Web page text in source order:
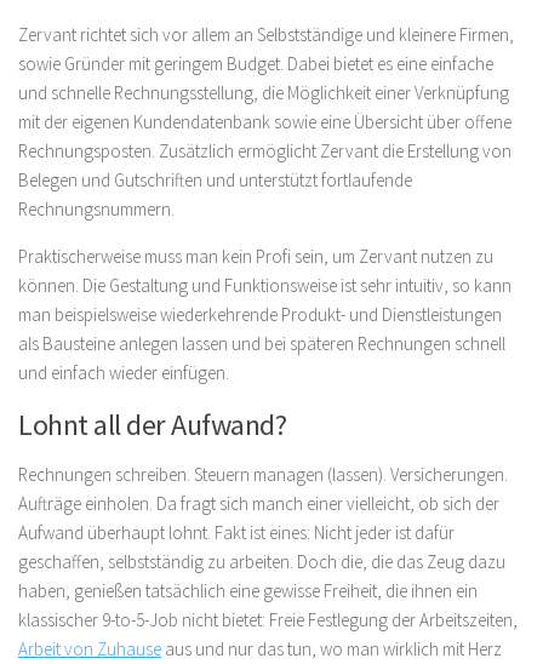
Zervant richtet sich vor allem an Selbstständige und kleinere Firmen,
sowie Gründer mit geringem Budget. Dabei bietet es eine einfache
und schnelle Rechnungsstellung, die Möglichkeit einer Verknüpfung
mit der eigenen Kundendatenbank sowie eine Übersicht über offene
Rechnungsposten. Zusätzlich ermöglicht Zervant die Erstellung von
Belegen und Gutschriften und unterstützt fortlaufende
Rechnungsnummern.
Praktischerweise muss man kein Profi sein, um Zervant nutzen zu
können. Die Gestaltung und Funktionsweise ist sehr intuitiv, so kann
man beispielsweise wiederkehrende Produkt- und Dienstleistungen
als Bausteine anlegen lassen und bei späteren Rechnungen schnell
und einfach wieder einfügen.
Lohnt all der Aufwand?
Rechnungen schreiben. Steuern managen (lassen). Versicherungen.
Aufträge einholen. Da fragt sich manch einer vielleicht, ob sich der
Aufwand überhaupt lohnt. Fakt ist eines: Nicht jeder ist dafür
geschaffen, selbstständig zu arbeiten. Doch die, die das Zeug dazu
haben, genießen tatsächlich eine gewisse Freiheit, die ihnen ein
klassischer 9-to-5-Job nicht bietet: Freie Festlegung der Arbeitszeiten,
Arbeit von Zuhause aus und nur das tun, wo man wirklich mit Herz